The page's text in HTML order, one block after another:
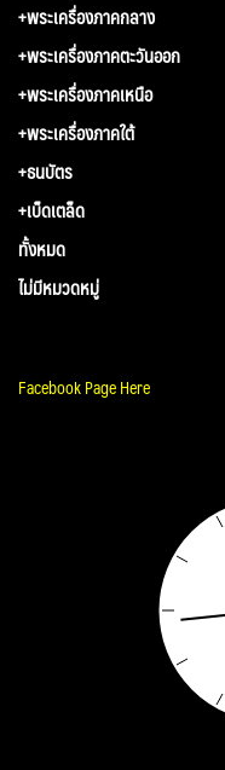
+พระเครื่องภาคกลาง
+พระเครื่องภาคตะวันออก
+พระเครื่องภาคเหนือ
+พระเครื่องภาคใต้
+ธนบัตร
+เบ็ดเตล็ด
ทั้งหมด
ไม่มีหมวดหมู่
Facebook Page Here